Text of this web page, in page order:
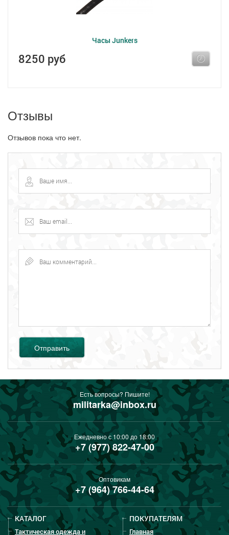
Часы Junkers
8250 руб
Отзывы
Отзывов пока что нет.
Отправить
Есть вопросы? Пишите!
militarka@inbox.ru
Ежедневно с 10:00 до 18:00
+7 (977) 822-47-00
Оптовикам
+7 (964) 766-44-64
КАТАЛОГ
Тактическая одежда и
ПОКУПАТЕЛЯМ
Главная